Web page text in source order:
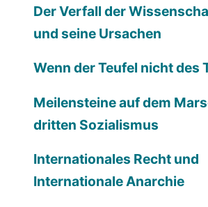
Der Verfall der
und seine Ursachen
Wenn der Teufel nicht des
Meilensteine auf dem
dritten Sozialismus
Internationales Recht und
Internationale Anarchie